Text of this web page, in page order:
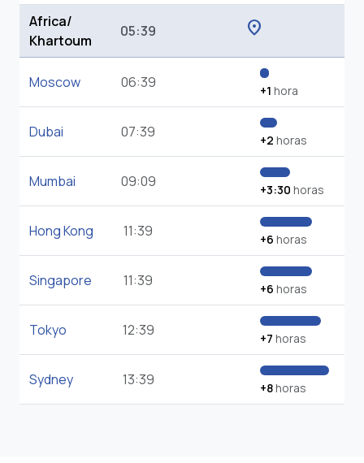
Africa/
Khartoum
05:39 location_on
Moscow 06:39 +1 hora
Dubai 07:39 +2 horas
Mumbai 09:09 +3:30 horas
Hong Kong 11:39 +6 horas
Singapore 11:39 +6 horas
Tokyo 12:39 +7 horas
Sydney 13:39 +8horas